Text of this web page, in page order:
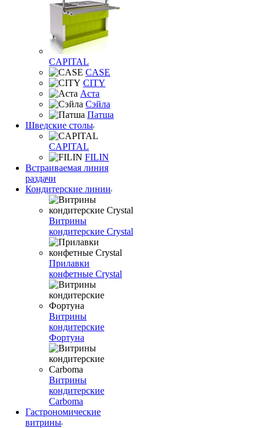
CAPITAL
CASE
CITY
Аста
Сэйла
Патша
Шведские столы
CAPITAL
FILIN
Встраиваемая линия
раздачи
Кондитерские линии
Витрины
кондитерские Crystal
Прилавки
конфетные Crystal
Витрины
кондитерские
Фортуна
Витрины
кондитерские
Carboma
Гастрономические
витрины